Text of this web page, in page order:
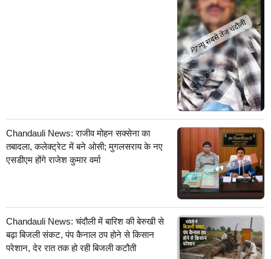
Chandauli News: राजीव मोहन सक्सेना का
तबादला, कलेक्ट्रेट में बने ओसी; मुगलसराय के नए
एसडीएम होंगे राजेश कुमार वर्मा
Chandauli News: चंदौली में बारिश की बेरुखी से
बढ़ा बिजली संकट, पंप कैनाल ठप होने से किसान
परेशान, देर रात तक हो रही बिजली कटौती